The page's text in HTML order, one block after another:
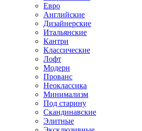
Евро
Английские
Дизайнерские
Итальянские
Кантри
Классические
Лофт
Модерн
Прованс
Неоклассика
Минимализм
Под старину
Скандинавские
Элитные